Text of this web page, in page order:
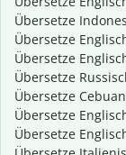
Übersetze
Übersetze
Übersetze
Übersetze
Übersetze
Übersetze
Übersetze